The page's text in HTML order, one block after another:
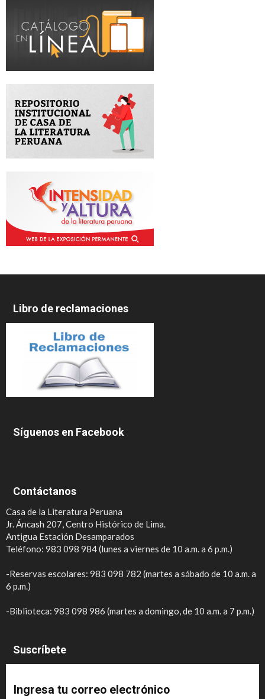
Libro de reclamaciones
Síguenos en Facebook
Contáctanos
Casa de la Literatura Peruana
Jr. Áncash 207, Centro Histórico de Lima.
Antigua Estación Desamparados
Teléfono: 983 098 984 (lunes a viernes de 10 a.m. a 6 p.m.)
-Reservas escolares: 983 098 782 (martes a sábado de 10 a.m. a
6 p.m.)
-Biblioteca: 983 098 986 (martes a domingo, de 10 a.m. a 7 p.m.)
Suscríbete
Ingresa tu correo electrónico